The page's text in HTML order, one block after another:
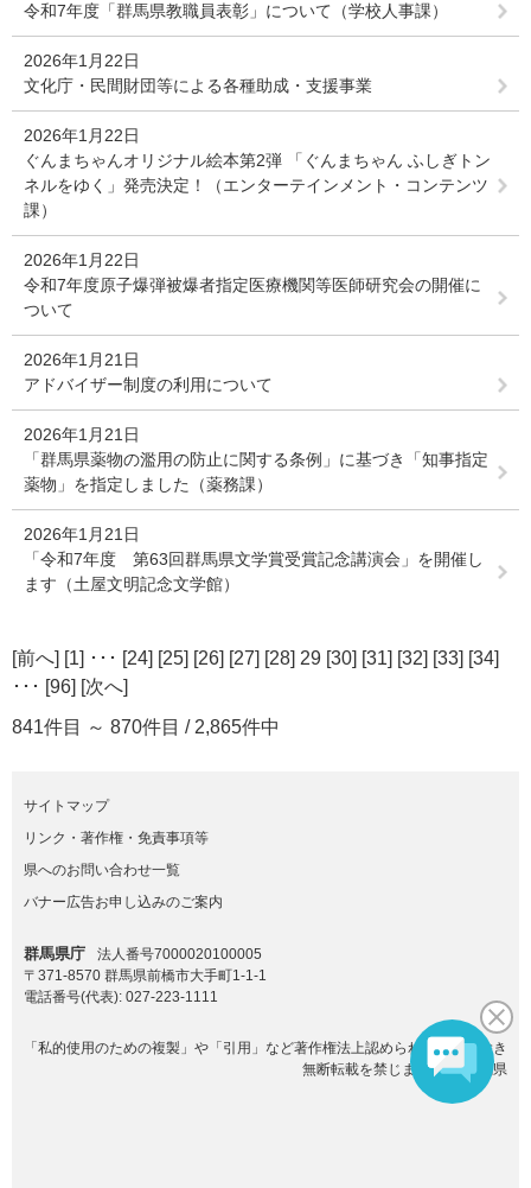
令和7年度「群馬県教職員表彰」について（学校人事課）
2026年1月22日
文化庁・民間財団等による各種助成・支援事業
2026年1月22日
ぐんまちゃんオリジナル絵本第2弾 「ぐんまちゃん ふしぎトン
ネルをゆく」発売決定！（エンターテインメント・コンテンツ
課）
2026年1月22日
令和7年度原子爆弾被爆者指定医療機関等医師研究会の開催に
ついて
2026年1月21日
アドバイザー制度の利用について
2026年1月21日
「群馬県薬物の濫用の防止に関する条例」に基づき「知事指定
薬物」を指定しました（薬務課）
2026年1月21日
「令和7年度 第63回群馬県文学賞受賞記念講演会」を開催し
ます（土屋文明記念文学館）
[前へ] [1] ･･･ [24] [25] [26] [27] [28] 29 [30] [31] [32] [33] [34]
･･･ [96] [次へ]
841件目 ～ 870件目 / 2,865件中
サイトマップ
リンク・著作権・免責事項等
県へのお問い合わせ一覧
バナー広告お申し込みのご案内
群馬県庁
法人番号7000020100005
〒371-8570 群馬県前橋市大手町1-1-1
電話番号(代表): 027-223-1111
「私的使用のための複製」や「引用」など著作権法上認められた場合を除き
無断転載を禁じます。(C)群馬県